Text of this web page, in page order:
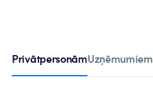
PrivātpersonāmUzņēmumiem